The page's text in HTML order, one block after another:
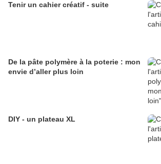
Tenir un cahier créatif - suite
De la pâte polymère à la poterie : mon
envie d’aller plus loin
DIY - un plateau XL